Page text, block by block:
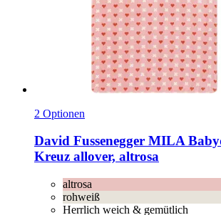
2 Optionen
David Fussenegger MILA
Kreuz allover, altrosa
altrosa
rohweiß
Herrlich weich & gemütlich